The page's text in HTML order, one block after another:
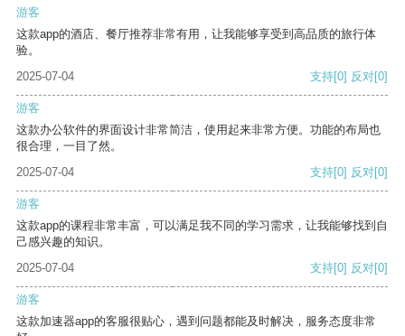
游客
这款app的酒店、餐厅推荐非常有用，让我能够享受到高品质的旅行体
验。
2025-07-04
支持[0] 反对[0]
游客
这款办公软件的界面设计非常简洁，使用起来非常方便。功能的布局也
很合理，一目了然。
2025-07-04
支持[0] 反对[0]
游客
这款app的课程非常丰富，可以满足我不同的学习需求，让我能够找到自
己感兴趣的知识。
2025-07-04
支持[0] 反对[0]
游客
这款加速器app的客服很贴心，遇到问题都能及时解决，服务态度非常